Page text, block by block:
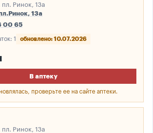
Ринок, 13а
13а
00 65
1 обновлено: 10.07.2026
В аптеку
проверьте ее на сайте аптеки.
Ринок, 13а